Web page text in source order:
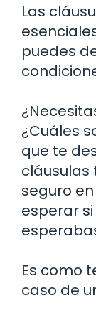
Las
puedes
¿Cuáles
que te
cláusulas
seguro
esperar
Es como
caso de